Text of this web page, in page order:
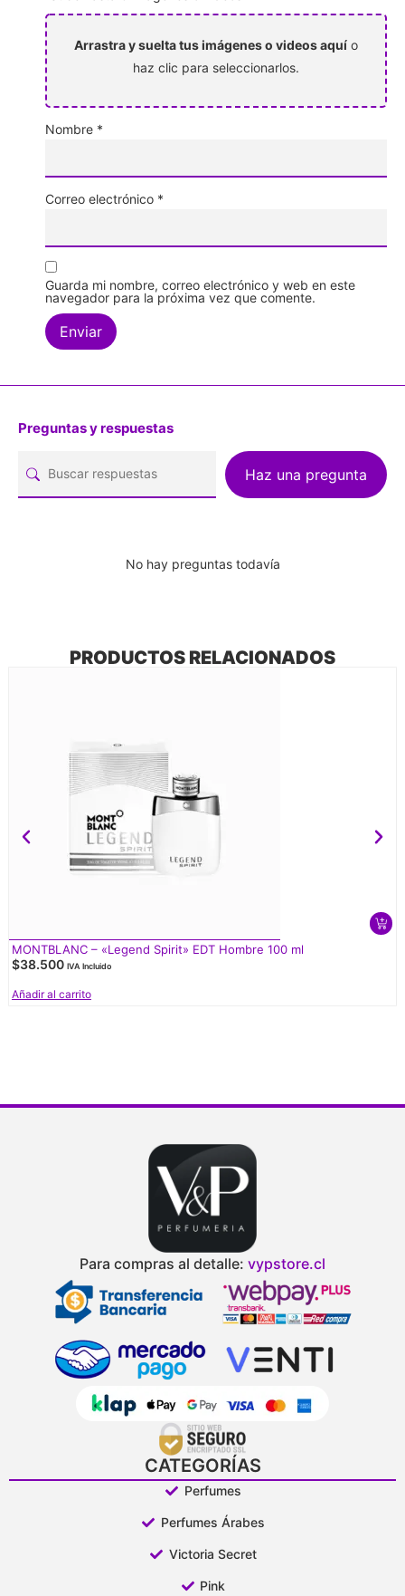
Arrastra y suelta tus imágenes o videos aquí o
haz clic para seleccionarlos.
Nombre *
Correo electrónico *
Guarda mi nombre, correo electrónico y web en este
navegador para la próxima vez que comente.
Preguntas y respuestas
Haz una pregunta
No hay preguntas todavía
PRODUCTOS RELACIONADOS
MONTBLANC – «Legend Spirit» EDT Hombre 100 ml
$38.500 IVA Incluido
Añadir al carrito
Para compras al detalle: vypstore.cl
CATEGORÍAS
Perfumes
Perfumes Árabes
Victoria Secret
Pink